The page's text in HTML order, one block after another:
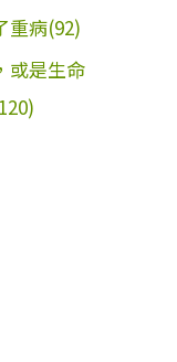
重病(92)
或是生命